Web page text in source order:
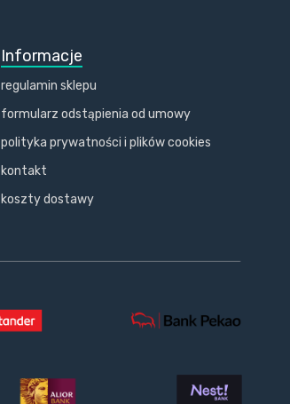
Informacje
regulamin sklepu
formularz odstąpienia od umowy
polityka prywatności i plików cookies
kontakt
koszty dostawy